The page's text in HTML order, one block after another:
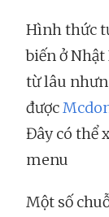
Hình thức
biến ở Nhật
từ lâu
được
Đây có thể
menu
Một số